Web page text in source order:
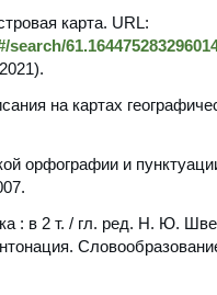
карта. URL:
на картах
орфографии и
: в 2 т. / гл. ред. Н. Ю.